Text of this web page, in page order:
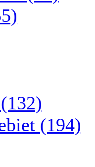
(194)